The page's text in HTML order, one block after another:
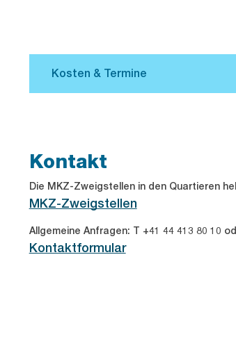
Kontakt
Die MKZ-Zweigstellen in den Quartieren
MKZ-Zweigstellen
Allgemeine Anfragen: T +41 44 413 80 10
Kontaktformular